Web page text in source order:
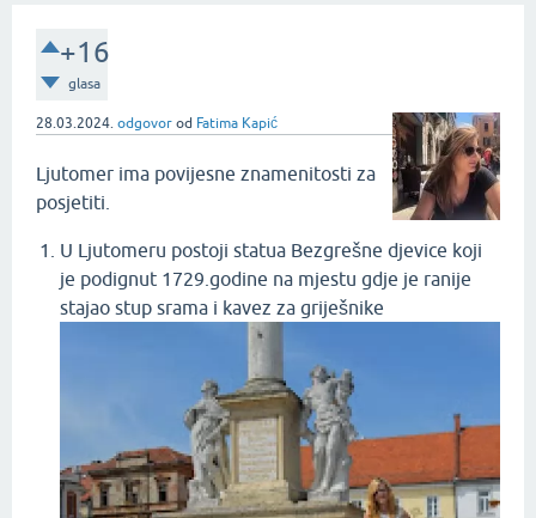
+16
glasa
28.03.2024. odgovor od Fatima Kapić
Ljutomer ima povijesne znamenitosti za
posjetiti.
U Ljutomeru postoji statua Bezgrešne djevice koji
je podignut 1729.godine na mjestu gdje je ranije
stajao stup srama i kavez za griješnike